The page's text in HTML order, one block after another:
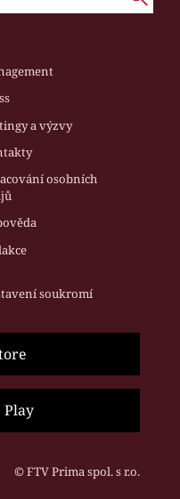
a výzvy
osobních
soukromí
Play
© FTV Prima spol. s r.o.